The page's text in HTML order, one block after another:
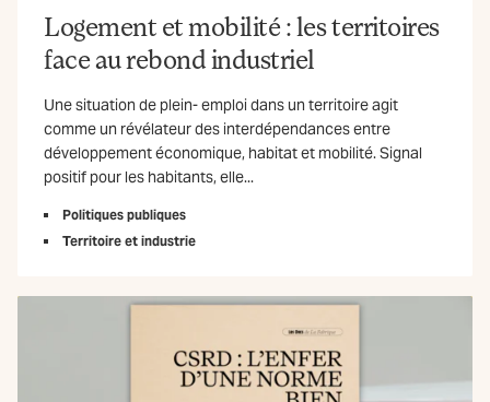
Logement et mobilité : les territoires
face au rebond industriel
Une situation de plein- emploi dans un territoire agit
comme un révélateur des interdépendances entre
développement économique, habitat et mobilité. Signal
positif pour les habitants, elle...
Politiques publiques
Territoire et industrie